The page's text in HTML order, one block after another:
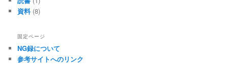
資料(8)
固定ページ
NG録について
参考サイトへのリンク